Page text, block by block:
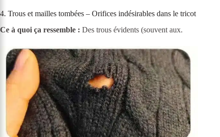
4. Trous et mailles tombées – Orifices indésirables dans le tricot
Ce à quoi ça ressemble : Des trous évidents (souvent aux.